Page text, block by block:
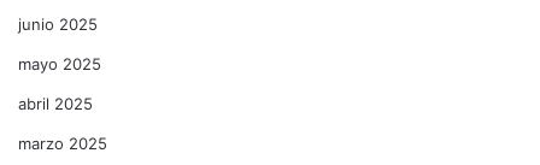
junio 2025
mayo 2025
abril 2025
marzo 2025